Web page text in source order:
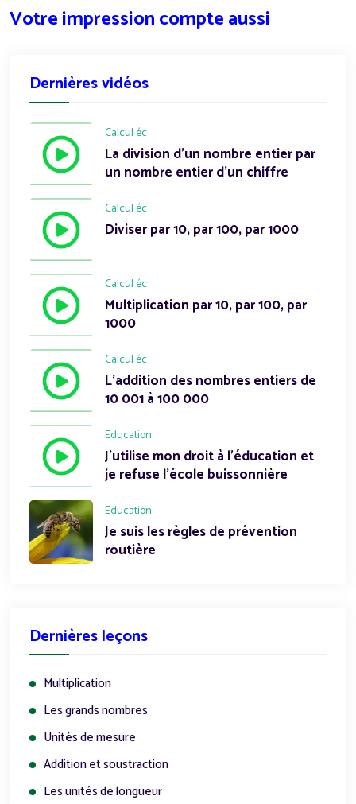
Votre impression compte aussi
Dernières vidéos
Calcul éc
La division d'un nombre entier par
un nombre entier d'un chiffre
Calcul éc
Diviser par 10, par 100, par 1000
Calcul éc
Multiplication par 10, par 100, par
1000
Calcul éc
L'addition des nombres entiers de
10 001 à 100 000
Education
J'utilise mon droit à l'éducation et
je refuse l'école buissonnière
Education
Je suis les règles de prévention
routière
Dernières leçons
Multiplication
Les grands nombres
Unités de mesure
Addition et soustraction
Les unités de longueur